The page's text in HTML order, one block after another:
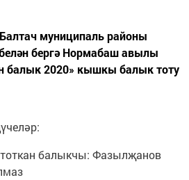
муниципаль районы
бергә Нормабаш авылы
балык 2020» кышкы балык тоту
балыкчы: Фазылҗанов